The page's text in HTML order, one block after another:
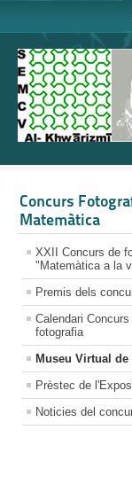
Concurs
Matemàtica
XXII Concurs de
"Matemàtica a la
Premis dels
Calendari Concurs
fotografia
Museu Virtual
Prèstec de
Noticies del